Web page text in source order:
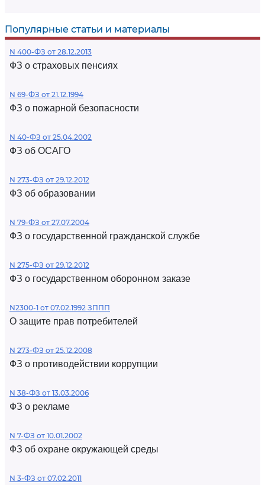
Популярные статьи и материалы
N 400-ФЗ от 28.12.2013
ФЗ о страховых пенсиях
N 69-ФЗ от 21.12.1994
ФЗ о пожарной безопасности
N 40-ФЗ от 25.04.2002
ФЗ об ОСАГО
N 273-ФЗ от 29.12.2012
ФЗ об образовании
N 79-ФЗ от 27.07.2004
ФЗ о государственной гражданской службе
N 275-ФЗ от 29.12.2012
ФЗ о государственном оборонном заказе
N2300-1 от 07.02.1992 ЗППП
О защите прав потребителей
N 273-ФЗ от 25.12.2008
ФЗ о противодействии коррупции
N 38-ФЗ от 13.03.2006
ФЗ о рекламе
N 7-ФЗ от 10.01.2002
ФЗ об охране окружающей среды
N 3-ФЗ от 07.02.2011